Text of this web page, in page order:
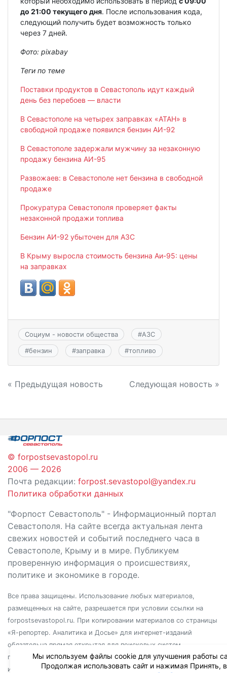
до 21:00 текущего дня. После использования кода,
следующий получить будет возможность только
через 7 дней.
Фото: pixabay
Теги по теме
Поставки продуктов в Севастополь идут каждый
день без перебоев — власти
В Севастополе на четырех заправках «АТАН» в
свободной продаже появился бензин АИ-92
В Севастополе задержали мужчину за незаконную
продажу бензина АИ-95
Развожаев: в Севастополе нет бензина в свободной
продаже
Прокуратура Севастополя проверяет факты
незаконной продажи топлива
Бензин АИ-92 убыточен для АЗС
В Крыму выросла стоимость бензина Аи-95: цены
на заправках
Социум - новости общества #АЗС
#бензин #заправка #топливо
Навигация
записям
« Предыдущая новость Следующая новость »
© forpostsevastopol.ru
2006 — 2026
Почта редакции: forpost.sevastopol@yandex.ru
Политика обработки данных
"Форпост Севастополь" - Информационный портал
Севастополя. На сайте всегда актуальная лента
свежих новостей и событий последнего часа в
Севастополе, Крыму и в мире. Публикуем
проверенную информация о происшествиях,
политике и экономике в городе.
Все права защищены. Использование любых материалов,
размещенных на сайте, разрешается при условии ссылки на
forpostsevastopol.ru. При копировании материалов со страницы
«Я-репортер. Аналитика и Досье» для интернет-изданий
обязательна прямая открытая для поисковых систем
гиперссылка. Независимо от полного или частичного
использования материалов, ссылка должна быть размещена в
Мы используем файлы cookie для улучшения работы
Продолжая использовать сайт и нажимая Принять,